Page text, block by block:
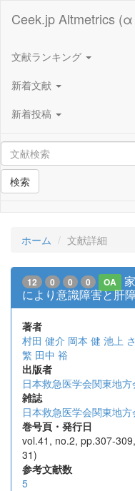
Ceek.jp Altmetrics
文献ランキング
新着文献
新着投稿
検索
ホーム 文献詳細
12 0 0 0 OA
により意識障害と肝
著者
村田 健介 岡本 健 池上
繁 田中 裕
出版者
日本救急医学会関東地方
雑誌
日本救急医学会関東地
巻号頁・発行日
vol.41, no.2, pp.307-
31)
参考文献数
5